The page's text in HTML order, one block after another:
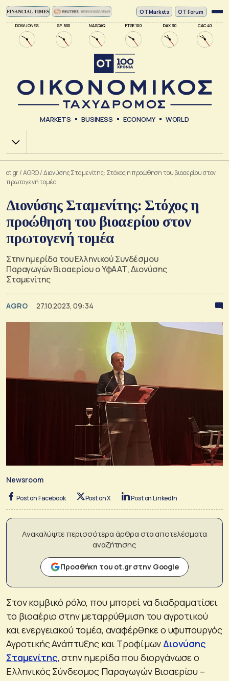
DOW JONES SP 500 NASDAQ FTSE 100 DAX 30 CAC 40
ΟΤ Markets OT Forum
MARKETS BUSINESS ECONOMY WORLD
Χ.Α.
ot.gr/AGRO/Διονύσης Σταμενίτης: Στόχος η προώθηση του βιοαερίου στον
πρωτογενή τομέα
Διονύσης Σταμενίτης: Στόχος η
προώθηση του βιοαερίου στον
πρωτογενή τομέα
Στην ημερίδα του Ελληνικού Συνδέσμου
Παραγωγών Βιοαερίου ο ΥφΑΑΤ, Διονύσης
Σταμενίτης
AGRO 27.10.2023, 09:34
Newsroom
Post on Facebook Post on X Post on LinkedIn
Ανακαλύψτε περισσότερα άρθρα στα αποτελέσματα
αναζήτησης
Προσθήκη του ot.gr στην Google
Στον κομβικό ρόλο, που μπορεί να διαδραματίσει
το βιοαέριο στην μεταρρύθμιση του αγροτικού
και ενεργειακού τομέα, αναφέρθηκε ο υφυπουργός
Αγροτικής Ανάπτυξης και Τροφίμων Διονύσης
Σταμενίτης, στην ημερίδα που διοργάνωσε o
Ελληνικός Σύνδεσμος Παραγωγών Βιοαερίου –